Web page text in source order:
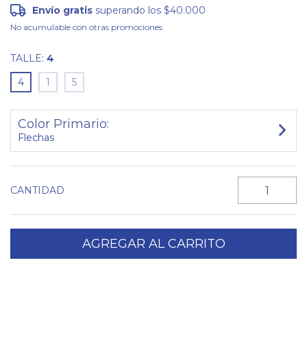
Envío gratis superando los$40.000
No acumulable con otras promociones
TALLE: 4
4
1 5
Color Primario:
Flechas
CANTIDAD